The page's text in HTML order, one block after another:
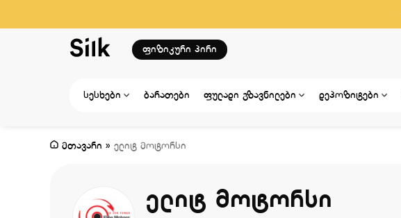
ფიზიკური პირი
სესხები ბარათები ფულადი გზავნილები დეპოზიტები
მთავარი » ელიტ მოტორსი
ელიტ მოტორსი